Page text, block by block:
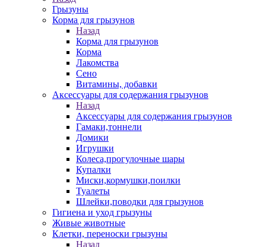
Грызуны
Корма для грызунов
Назад
Корма для грызунов
Корма
Лакомства
Сено
Витамины, добавки
Аксессуары для содержания грызунов
Назад
Аксессуары для содержания грызунов
Гамаки,тоннели
Домики
Игрушки
Колеса,прогулочные шары
Купалки
Миски,кормушки,поилки
Туалеты
Шлейки,поводки для грызунов
Гигиена и уход грызуны
Живые животные
Клетки, переноски грызуны
Назад